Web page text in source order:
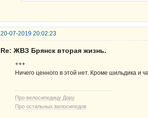
20-07-2019 20:02:23
Re: ЖВЗ Брянск вторая жизнь.
+++
Ничего ценного в этой нет. Кроме шильдика и
Про велосипедицу Дору
Про остальных велосипедов